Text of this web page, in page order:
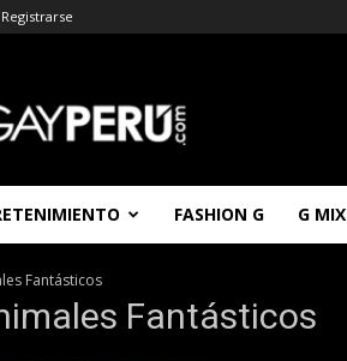
Registrarse
|
Entretenimiento
Noticias
Chat
Gay
Gratis
FASHION G G MIX
Fantásticos
Fantásticos